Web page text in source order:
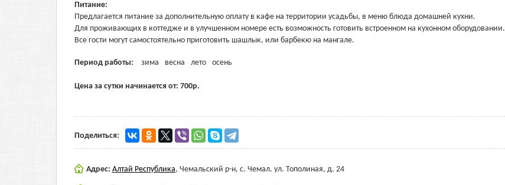
Питание:
Предлагается питание за дополнительную оплату в кафе на территории усадьбы, в меню блюда домашней кухни.
Для проживающих в коттедже и в улучшенном номере есть возможность готовить встроенном на кухонном оборудовании.
Все гости могут самостоятельно приготовить шашлык, или барбекю на мангале.
Период работы: зима весна лето осень
Цена за сутки начинается от: 700р.
Поделиться:
Адрес: Алтай Республика, Чемальский р-н, с. Чемал. ул. Тополиная, д. 24